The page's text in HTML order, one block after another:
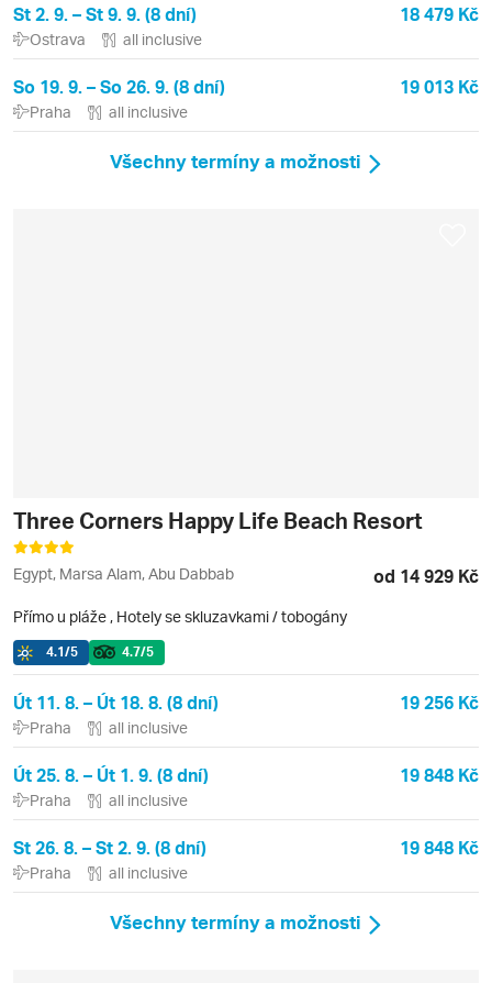
St 2. 9. – St 9. 9. (8 dní) 18 479 Kč
Ostrava all inclusive
So 19. 9. – So 26. 9. (8 dní) 19 013 Kč
Praha all inclusive
Všechny termíny a možnosti
Three Corners Happy Life Beach Resort
Egypt, Marsa Alam, Abu Dabbab od 14 929 Kč
Přímo u pláže , Hotely se skluzavkami / tobogány
4.1/5 4.7/5
Út 11. 8. – Út 18. 8. (8 dní) 19 256 Kč
Praha all inclusive
Út 25. 8. – Út 1. 9. (8 dní) 19 848 Kč
Praha all inclusive
St 26. 8. – St 2. 9. (8 dní) 19 848 Kč
Praha all inclusive
Všechny termíny a možnosti